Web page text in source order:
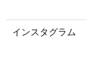
インスタグラム